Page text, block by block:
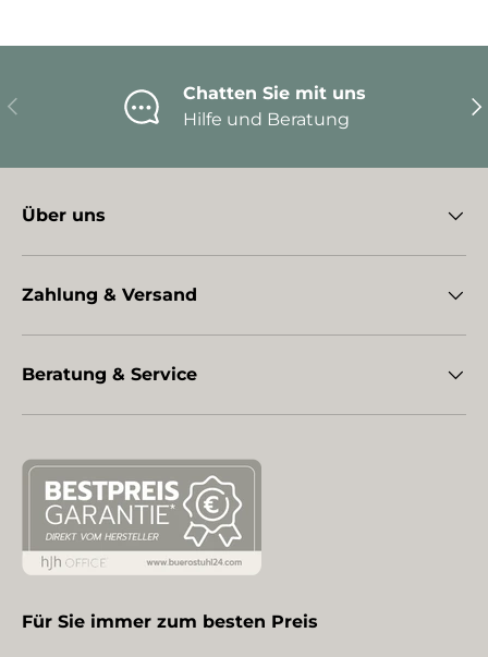
Vorherige
Chatten Sie mit uns
Hilfe und Beratung
Über uns
Zahlung & Versand
Beratung & Service
Für Sie immer zum besten Preis